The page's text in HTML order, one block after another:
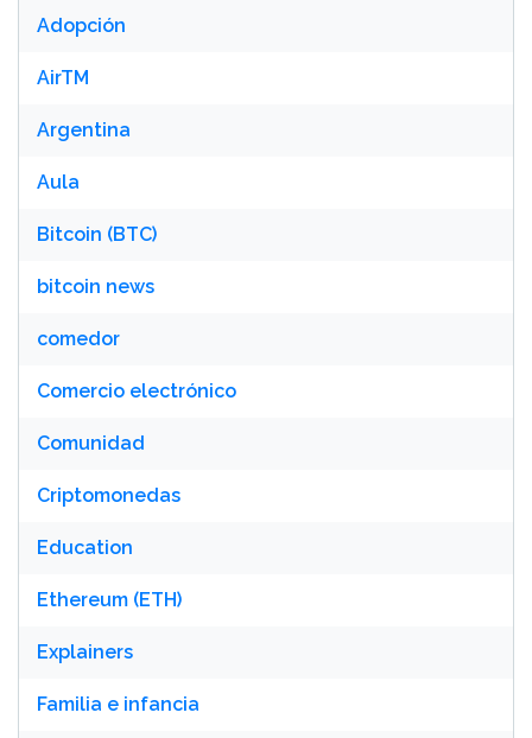
Adopción
AirTM
Argentina
Aula
Bitcoin (BTC)
bitcoin news
comedor
Comercio electrónico
Comunidad
Criptomonedas
Education
Ethereum (ETH)
Explainers
Familia e infancia